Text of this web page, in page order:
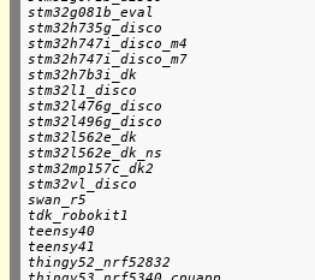
stm32g081b_eval
stm32h735g_disco
stm32h747i_disco_m4
stm32h747i_disco_m7
stm32h7b3i_dk
stm32l1_disco
stm32l476g_disco
stm32l496g_disco
stm32l562e_dk
stm32l562e_dk_ns
stm32mp157c_dk2
stm32vl_disco
swan_r5
tdk_robokit1
teensy40
teensy41
thingy52_nrf52832